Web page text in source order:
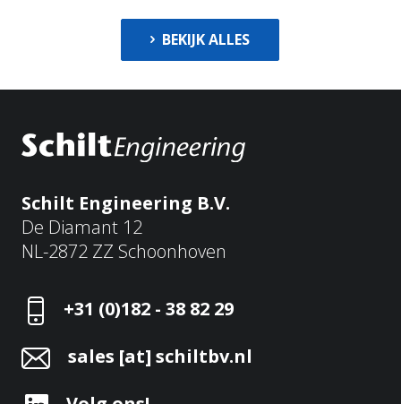
BEKIJK ALLES
Schilt Engineering B.V.
De Diamant 12
NL-2872 ZZ Schoonhoven
+31 (0)182 - 38 82 29
sales [at] schiltbv.nl